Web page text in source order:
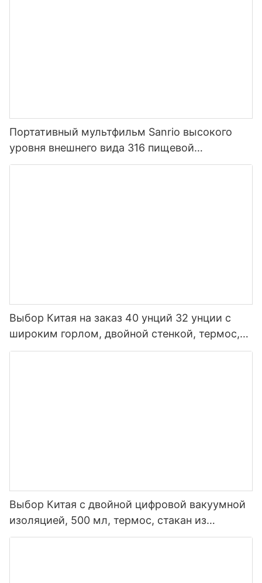
Портативный мультфильм Sanrio высокого
уровня внешнего вида 316 пищевой
нержавеющей стали термос для детей
Выбор Китая на заказ 40 унций 32 унции с
широким горлом, двойной стенкой, термос,
изолированная спортивная бутылка для воды
Выбор Китая с двойной цифровой вакуумной
изоляцией, 500 мл, термос, стакан из
нержавеющей стали, умная бутылка для